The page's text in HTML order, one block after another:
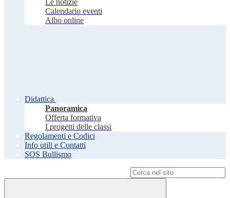
Le notizie
Calendario eventi
Albo online
Didattica
Panoramica
Offerta formativa
I progetti delle classi
Regolamenti e Codici
Info utili e Contatti
SOS Bullismo